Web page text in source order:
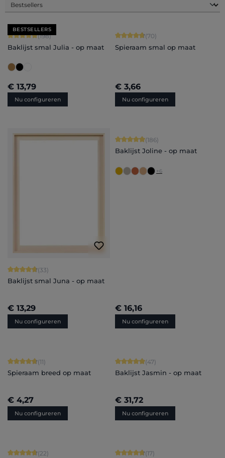
BESTSELLERS
Gemiddelde waardering van 4.88 van 5 sterren
(198)
Baklijst smal Julia - op maat
€ 13,79
Nu configureren
Gemiddelde waardering van 4.84
(70)
Spieraam smal op maat
€ 3,66
Nu configureren
Gemiddelde waardering van 4.82 van 5 sterren
(33)
Baklijst smal Juna - op maat
€ 13,29
Nu configureren
Gemiddelde waardering van 4.91
(186)
Baklijst Joline - op maat
+6
€ 16,16
Nu configureren
Gemiddelde waardering van 4.82 van 5 sterren
(11)
Spieraam breed op maat
€ 4,27
Nu configureren
Gemiddelde waardering van 4.96
(47)
Baklijst Jasmin - op maat
€ 31,72
Nu configureren
Gemiddelde waardering van 4.86 van 5 sterren
(22)
Gemiddelde waardering van 4.82
(17)